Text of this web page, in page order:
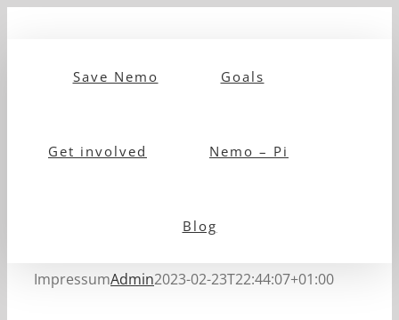
Save Nemo Goals
Get involved Nemo – Pi
Blog
ImpressumAdmin2023-02-23T22:44:07+01:00